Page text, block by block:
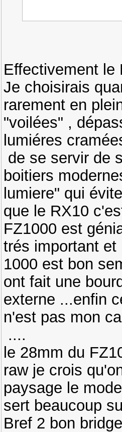
Effectivement le
Je choisirais
rarement en
"voilées" ,
lumiéres
de se servir de
boitiers
lumiere" qui
que le RX10
FZ1000 est
trés important et
1000 est bon
ont fait une
externe ...enfin
n'est pas mon
....
le 28mm du
raw je crois
paysage le
sert beaucoup
Bref 2 bon